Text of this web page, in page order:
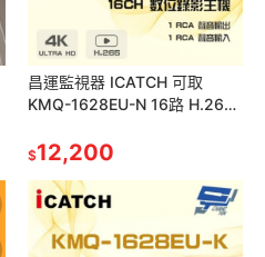
昌運監視器 ICATCH 可取
KMQ-1628EU-N 16路 H.265
$12,200